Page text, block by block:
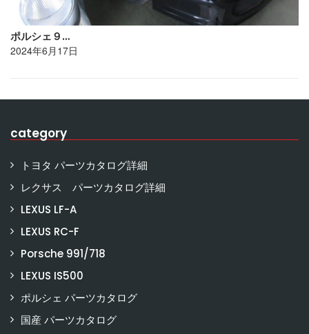
ポルシェ９…
2024年6月17日
category
トヨタ パーツカタログ詳細
レクサス パーツカタログ詳細
LEXUS LF-A
LEXUS RC-F
Porsche 991/718
LEXUS IS500
ポルシェ パーツカタログ
国産 パーツカタログ